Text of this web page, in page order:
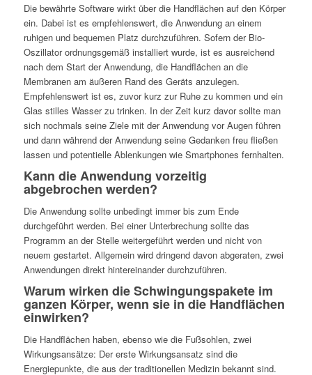
Die bewährte Software wirkt über die Handflächen auf den Körper
ein. Dabei ist es empfehlenswert, die Anwendung an einem
ruhigen und bequemen Platz durchzuführen. Sofern der Bio-
Oszillator ordnungsgemäß installiert wurde, ist es ausreichend
nach dem Start der Anwendung, die Handflächen an die
Membranen am äußeren Rand des Geräts anzulegen.
Empfehlenswert ist es, zuvor kurz zur Ruhe zu kommen und ein
Glas stilles Wasser zu trinken. In der Zeit kurz davor sollte man
sich nochmals seine Ziele mit der Anwendung vor Augen führen
und dann während der Anwendung seine Gedanken freu fließen
lassen und potentielle Ablenkungen wie Smartphones fernhalten.
Kann die Anwendung vorzeitig
abgebrochen werden?
Die Anwendung sollte unbedingt immer bis zum Ende
durchgeführt werden. Bei einer Unterbrechung sollte das
Programm an der Stelle weitergeführt werden und nicht von
neuem gestartet. Allgemein wird dringend davon abgeraten, zwei
Anwendungen direkt hintereinander durchzuführen.
Warum wirken die Schwingungspakete im
ganzen Körper, wenn sie in die Handflächen
einwirken?
Die Handflächen haben, ebenso wie die Fußsohlen, zwei
Wirkungsansätze: Der erste Wirkungsansatz sind die
Energiepunkte, die aus der traditionellen Medizin bekannt sind.